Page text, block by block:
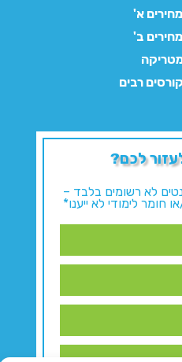
א'
ב'
רבים
לכם?
לא רשומים בלבד –
חומר לימודי לא ייענו*